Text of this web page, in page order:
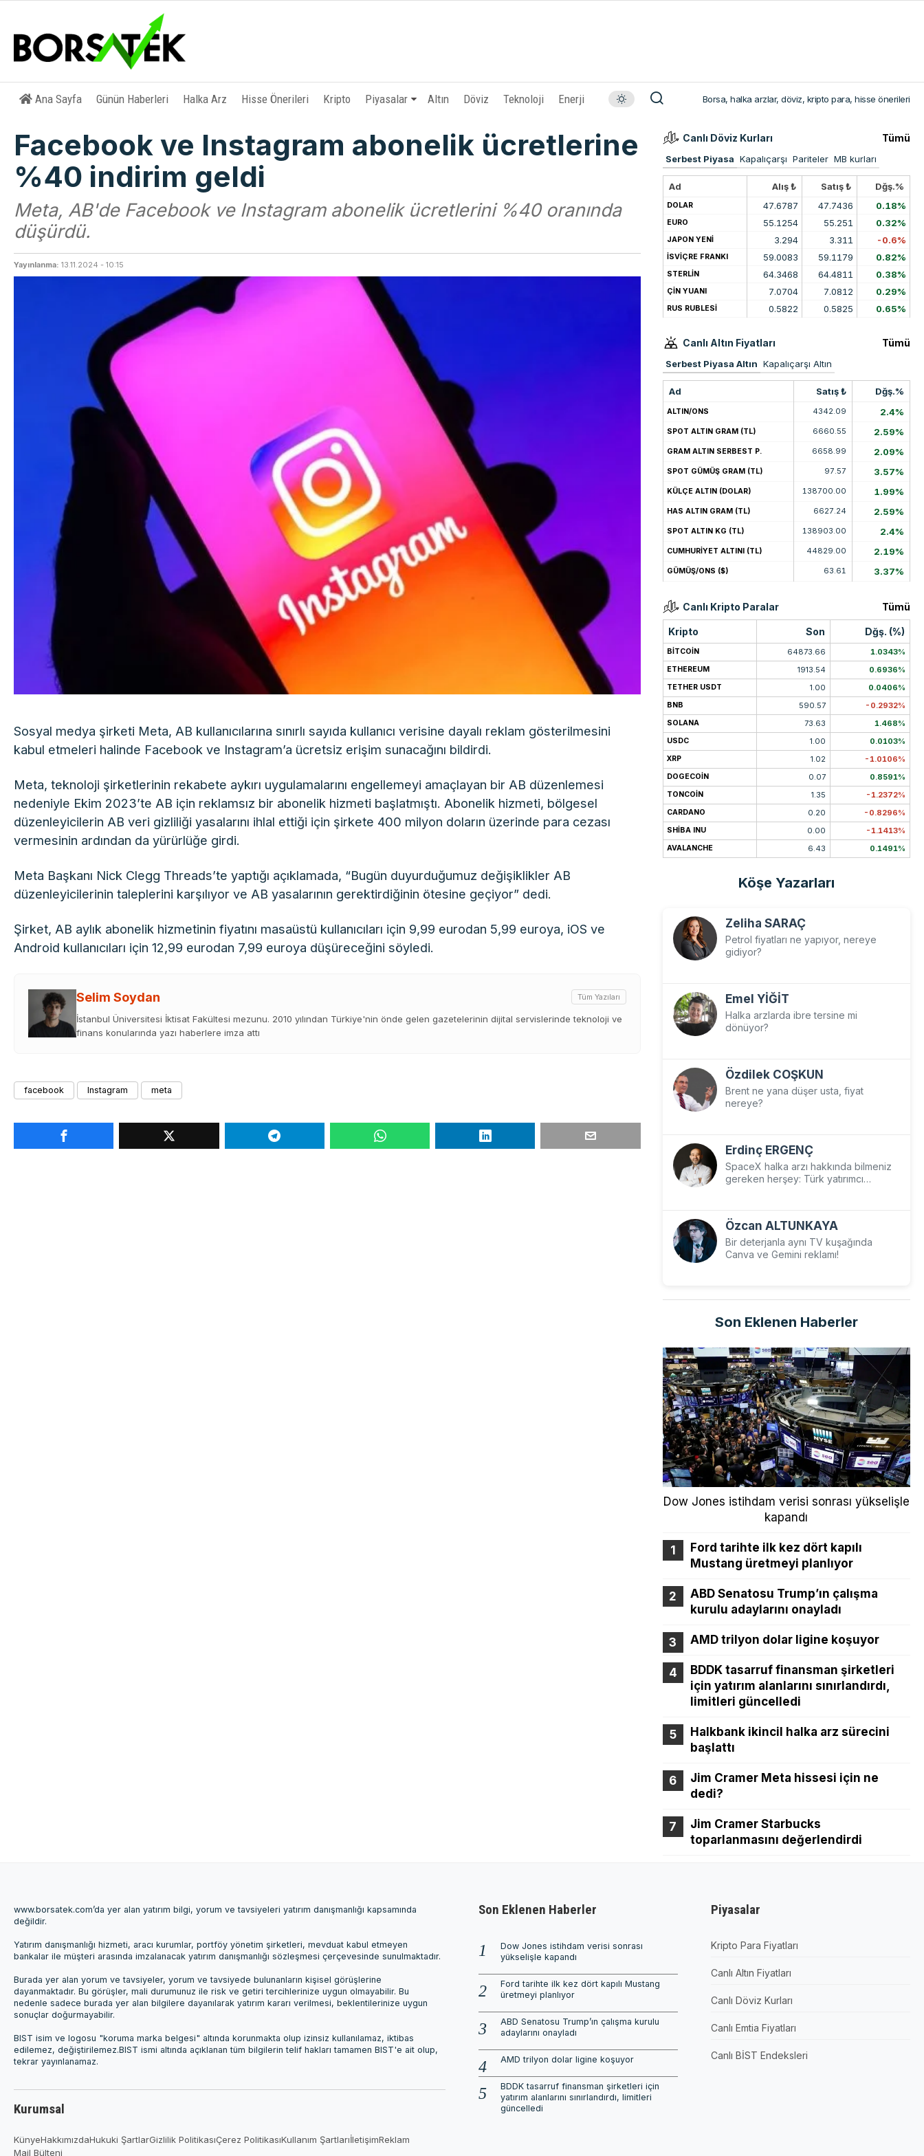
Ana Sayfa Günün Haberleri Halka Arz Hisse Önerileri Kripto Piyasalar Altın Döviz Teknoloji Enerji Borsa, halka arzlar, döviz, kripto para, hisse önerileri
Facebook ve Instagram abonelik ücretlerine
%40 indirim geldi
Meta, AB'de Facebook ve Instagram abonelik ücretlerini %40 oranında
düşürdü.
Yayınlanma: 13.11.2024 - 10:15
Sosyal medya şirketi Meta, AB kullanıcılarına sınırlı sayıda kullanıcı verisine dayalı reklam gösterilmesini
kabul etmeleri halinde Facebook ve Instagram’a ücretsiz erişim sunacağını bildirdi.
Meta, teknoloji şirketlerinin rekabete aykırı uygulamalarını engellemeyi amaçlayan bir AB düzenlemesi
nedeniyle Ekim 2023’te AB için reklamsız bir abonelik hizmeti başlatmıştı. Abonelik hizmeti, bölgesel
düzenleyicilerin AB veri gizliliği yasalarını ihlal ettiği için şirkete 400 milyon doların üzerinde para cezası
vermesinin ardından da yürürlüğe girdi.
Meta Başkanı Nick Clegg Threads’te yaptığı açıklamada, “Bugün duyurduğumuz değişiklikler AB
düzenleyicilerinin taleplerini karşılıyor ve AB yasalarının gerektirdiğinin ötesine geçiyor” dedi.
Şirket, AB aylık abonelik hizmetinin fiyatını masaüstü kullanıcıları için 9,99 eurodan 5,99 euroya, iOS ve
Android kullanıcıları için 12,99 eurodan 7,99 euroya düşüreceğini söyledi.
Selim Soydan Tüm Yazıları
İstanbul Üniversitesi İktisat Fakültesi mezunu. 2010 yılından Türkiye'nin önde gelen gazetelerinin dijital servislerinde teknoloji ve
finans konularında yazı haberlere imza attı
facebook Instagram meta
Canlı Döviz Kurları Tümü
Serbest Piyasa Kapalıçarşı Pariteler MB kurları
Ad Alış ₺ Satış ₺ Dğş.%
DOLAR 47.6787 47.7436 0.18%
EURO 55.1254 55.251 0.32%
JAPON YENİ 3.294 3.311 -0.6%
İSVİÇRE FRANKI 59.0083 59.1179 0.82%
STERLİN 64.3468 64.4811 0.38%
ÇİN YUANI 7.0704 7.0812 0.29%
RUS RUBLESİ 0.5822 0.5825 0.65%
Canlı Altın Fiyatları Tümü
Serbest Piyasa Altın Kapalıçarşı Altın
Ad Satış ₺ Dğş.%
ALTIN/ONS 4342.09 2.4%
SPOT ALTIN GRAM (TL) 6660.55 2.59%
GRAM ALTIN SERBEST P. 6658.99 2.09%
SPOT GÜMÜŞ GRAM (TL) 97.57 3.57%
KÜLÇE ALTIN (DOLAR) 138700.00 1.99%
HAS ALTIN GRAM (TL) 6627.24 2.59%
SPOT ALTIN KG (TL) 138903.00 2.4%
CUMHURİYET ALTINI (TL) 44829.00 2.19%
GÜMÜŞ/ONS ($) 63.61 3.37%
Canlı Kripto Paralar Tümü
Kripto Son Dğş. (%)
BITCOIN 64873.66 1.0343%
ETHEREUM 1913.54 0.6936%
TETHER USDT 1.00 0.0406%
BNB 590.57 -0.2932%
SOLANA 73.63 1.468%
USDC 1.00 0.0103%
XRP 1.02 -1.0106%
DOGECOIN 0.07 0.8591%
TONCOIN 1.35 -1.2372%
CARDANO 0.20 -0.8296%
SHIBA INU 0.00 -1.1413%
AVALANCHE 6.43 0.1491%
Köşe Yazarları
Zeliha SARAÇ
Petrol fiyatları ne yapıyor, nereye
gidiyor?
Emel YİĞİT
Halka arzlarda ibre tersine mi
dönüyor?
Özdilek COŞKUN
Brent ne yana düşer usta, fiyat
nereye?
Erdinç ERGENÇ
SpaceX halka arzı hakkında bilmeniz
gereken herşey: Türk yatırımcı
Özcan ALTUNKAYA
Bir deterjanla aynı TV kuşağında
Canva ve Gemini reklamı!
Son Eklenen Haberler
Dow Jones istihdam verisi sonrası yükselişle
kapandı
Ford tarihte ilk kez dört kapılı
Mustang üretmeyi planlıyor
ABD Senatosu Trump’ın çalışma
kurulu adaylarını onayladı
AMD trilyon dolar ligine koşuyor
BDDK tasarruf finansman şirketleri
için yatırım alanlarını sınırlandırdı,
limitleri güncelledi
Halkbank ikincil halka arz sürecini
başlattı
Jim Cramer Meta hissesi için ne
dedi?
Jim Cramer Starbucks
toparlanmasını değerlendirdi
www.borsatek.com’da yer alan yatırım bilgi, yorum ve tavsiyeleri yatırım danışmanlığı kapsamında
değildir.
Yatırım danışmanlığı hizmeti, aracı kurumlar, portföy yönetim şirketleri, mevduat kabul etmeyen
bankalar ile müşteri arasında imzalanacak yatırım danışmanlığı sözleşmesi çerçevesinde sunulmaktadır.
Burada yer alan yorum ve tavsiyeler, yorum ve tavsiyede bulunanların kişisel görüşlerine
dayanmaktadır. Bu görüşler, mali durumunuz ile risk ve getiri tercihlerinize uygun olmayabilir. Bu
nedenle sadece burada yer alan bilgilere dayanılarak yatırım kararı verilmesi, beklentilerinize uygun
sonuçlar doğurmayabilir.
BIST isim ve logosu "koruma marka belgesi" altında korunmakta olup izinsiz kullanılamaz, iktibas
edilemez, değiştirilemez.BIST ismi altında açıklanan tüm bilgilerin telif hakları tamamen BIST'e ait olup,
tekrar yayınlanamaz.
Kurumsal
KünyeHakkımızdaHukuki ŞartlarGizlilik PolitikasıÇerez PolitikasıKullanım ŞartlarıİletişimReklam
Mail Bülteni
Son Eklenen Haberler
Dow Jones istihdam verisi sonrası
yükselişle kapandı
Ford tarihte ilk kez dört kapılı Mustang
üretmeyi planlıyor
ABD Senatosu Trump’ın çalışma kurulu
adaylarını onayladı
AMD trilyon dolar ligine koşuyor
BDDK tasarruf finansman şirketleri için
yatırım alanlarını sınırlandırdı, limitleri
güncelledi
Piyasalar
Kripto Para Fiyatları
Canlı Altın Fiyatları
Canlı Döviz Kurları
Canlı Emtia Fiyatları
Canlı BİST Endeksleri